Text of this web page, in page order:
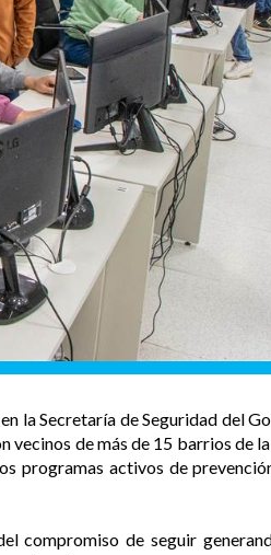
la Secretaría de Seguridad del
de más de 15 barrios de la
programas activos de
compromiso de seguir